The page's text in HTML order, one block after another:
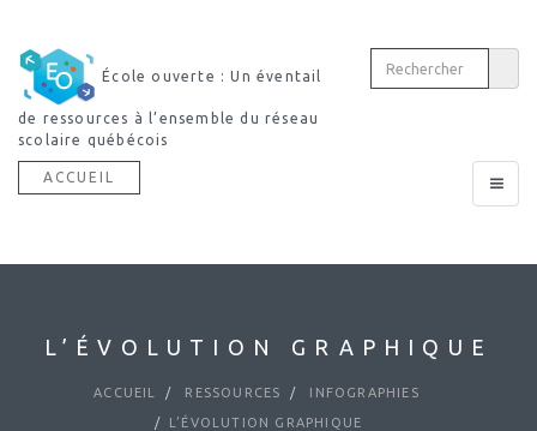
École ouverte : Un éventail
de ressources à l’ensemble du réseau
scolaire québécois
Toggle
ACCUEIL
L’ÉVOLUTION GRAPHIQUE
ACCUEIL RESSOURCES INFOGRAPHIES
L’ÉVOLUTION GRAPHIQUE